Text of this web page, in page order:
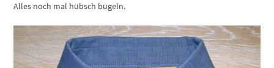
Alles noch mal hübsch bügeln.